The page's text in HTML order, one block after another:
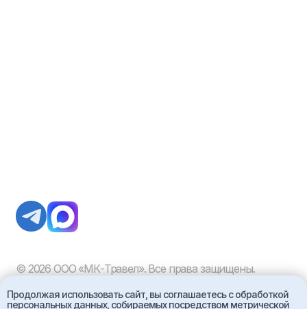
Продолжая использовать сайт, вы соглашаетесь с обработкой
персональных данных, собираемых посредством метрической